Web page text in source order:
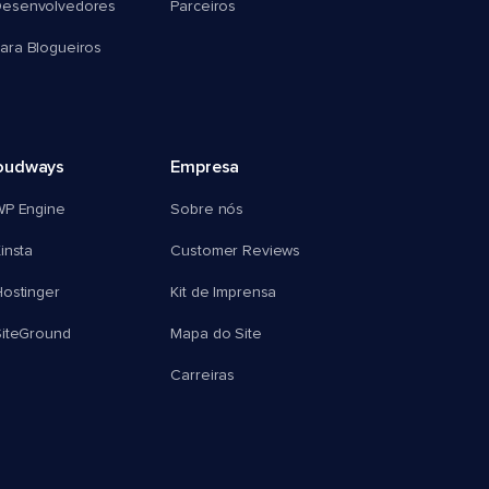
Blogueiros
Parceiros
Engine
Empresa
Sobre nós
Customer Reviews
Kit de Imprensa
Mapa do Site
Carreiras